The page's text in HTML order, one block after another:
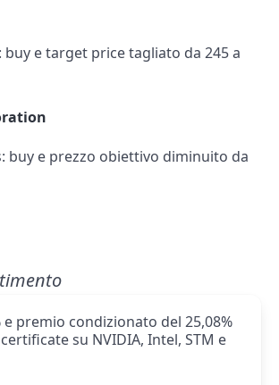
buy e target price tagliato da 245 a
buy e prezzo obiettivo diminuito da
e premio condizionato del 25,08%
su NVIDIA, Intel, STM e